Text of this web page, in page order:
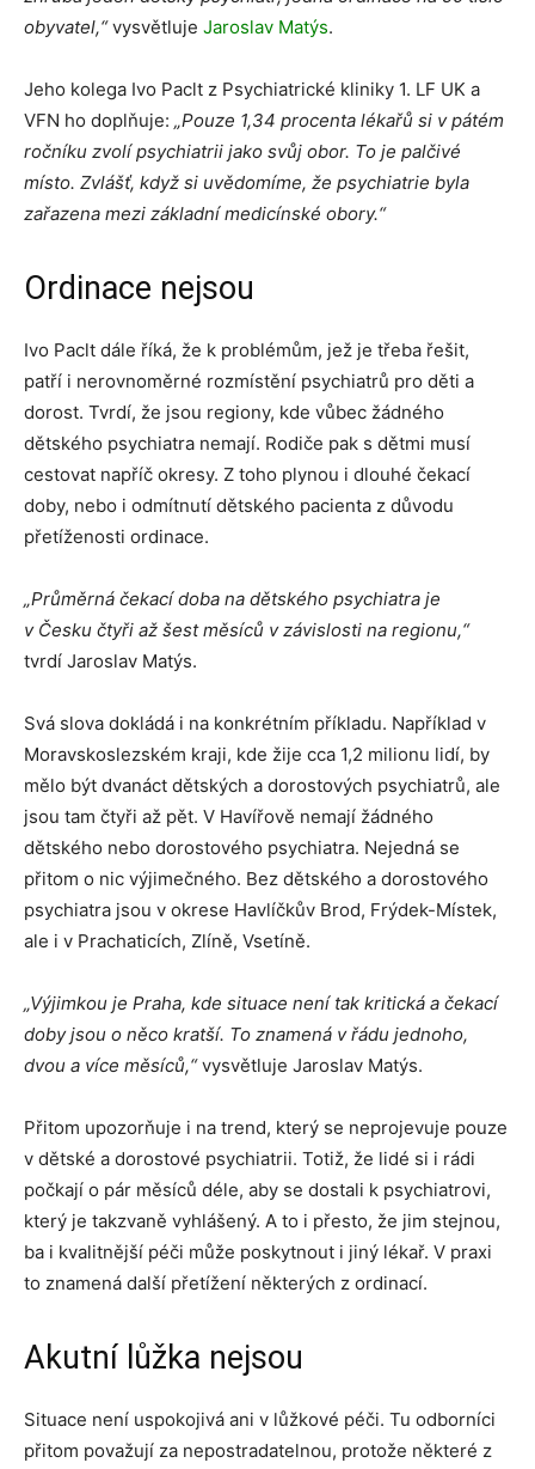
obyvatel,“vysvětluje Jaroslav Matýs.
Jeho kolega Ivo Paclt z Psychiatrické kliniky 1. LF UK a
VFN ho doplňuje: „Pouze 1,34 procenta lékařů si v pátém
ročníku zvolí psychiatrii jako svůj obor. To je palčivé
místo. Zvlášť, když si uvědomíme, že psychiatrie byla
zařazena mezi základní medicínské obory.“
Ordinace nejsou
Ivo Paclt dále říká, že k problémům, jež je třeba řešit,
patří i nerovnoměrné rozmístění psychiatrů pro děti a
dorost. Tvrdí, že jsou regiony, kde vůbec žádného
dětského psychiatra nemají. Rodiče pak s dětmi musí
cestovat napříč okresy. Z toho plynou i dlouhé čekací
doby, nebo i odmítnutí dětského pacienta z důvodu
přetíženosti ordinace.
„Průměrná čekací doba na dětského psychiatra je
v Česku čtyři až šest měsíců v závislosti na regionu,“
tvrdí Jaroslav Matýs.
Svá slova dokládá i na konkrétním příkladu. Například v
Moravskoslezském kraji, kde žije cca 1,2 milionu lidí, by
mělo být dvanáct dětských a dorostových psychiatrů, ale
jsou tam čtyři až pět. V Havířově nemají žádného
dětského nebo dorostového psychiatra. Nejedná se
přitom o nic výjimečného. Bez dětského a dorostového
psychiatra jsou v okrese Havlíčkův Brod, Frýdek-Místek,
ale i v Prachaticích, Zlíně, Vsetíně.
„Výjimkou je Praha, kde situace není tak kritická a čekací
doby jsou o něco kratší. To znamená v řádu jednoho,
dvou a více měsíců,“vysvětluje Jaroslav Matýs.
Přitom upozorňuje i na trend, který se neprojevuje pouze
v dětské a dorostové psychiatrii. Totiž, že lidé si i rádi
počkají o pár měsíců déle, aby se dostali k psychiatrovi,
který je takzvaně vyhlášený. A to i přesto, že jim stejnou,
ba i kvalitnější péči může poskytnout i jiný lékař. V praxi
to znamená další přetížení některých z ordinací.
Akutní lůžka nejsou
Situace není uspokojivá ani v lůžkové péči. Tu odborníci
přitom považují za nepostradatelnou, protože některé z